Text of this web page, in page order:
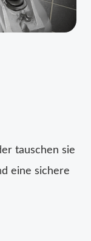
tauschen sie
eine sichere